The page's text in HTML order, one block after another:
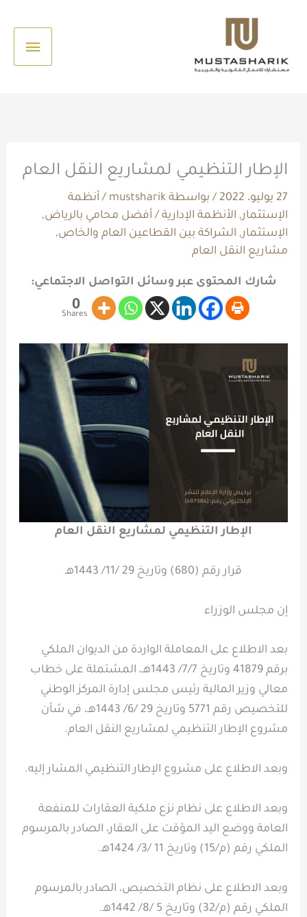
الإطار التنظيمي لمشاريع النقل العام
27 يوليو، 2022 / بواسطة mustsharik
/ أنظمة
الإستثمار, الأنظمة الإدارية/ أفضل محامي بالرياض,
الإستثمار, الشراكة بين القطاعين العام والخاص,
مشاريع النقل العام
شارك المحتوى عبر وسائل التواصل الاجتماعي:
0
Shares
الإطار التنظيمي لمشاريع النقل العام
قرار رقم (680) وتاريخ 29 /11/ 1443هـ
إن مجلس الوزراء
بعد الاطلاع على المعاملة الواردة من الديوان الملكي
برقم 41879 وتاريخ 7/7/ 1443هـ، المشتملة على خطاب
معالي وزير المالية رئيس مجلس إدارة المركز الوطني
للتخصيص رقم 5771 وتاريخ 29 /6/ 1443هـ، في شأن
مشروع الإطار التنظيمي لمشاريع النقل العام.
وبعد الاطلاع على مشروع الإطار التنظيمي المشار إليه.
وبعد الاطلاع على نظام نزع ملكية العقارات للمنفعة
العامة ووضع اليد المؤقت على العقار، الصادر بالمرسوم
الملكي رقم (م/15) وتاريخ 11 /3/ 1424هـ.
وبعد الاطلاع على نظام التخصيص، الصادر بالمرسوم
الملكي رقم (م/32) وتاريخ 5 /8/ 1442هـ.